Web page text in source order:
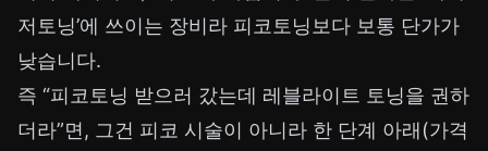
저토닝’에 쓰이는 장비라 피코토닝보다 보통 단가가
낮습니다.
즉 “피코토닝 받으러 갔는데 레블라이트 토닝을 권하
더라”면, 그건 피코 시술이 아니라 한 단계 아래(가격